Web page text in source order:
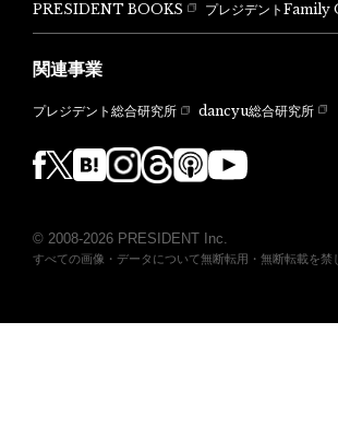
PRESIDENT BOOKS
プレジデントFamily
関連事業
プレジデント総合研究所 dancyu総合研究所
© 2008-2026 PRESIDENT Inc.
すべての画像・データについて無断転用・無断転載を禁